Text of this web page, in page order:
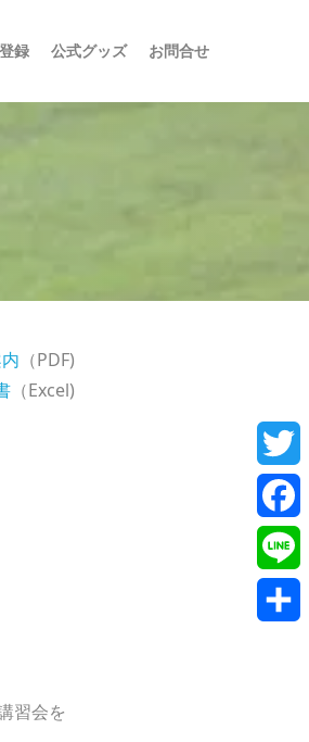
録 公式グッズ お問合せ
（PDF)
（Excel)
習会を
Line